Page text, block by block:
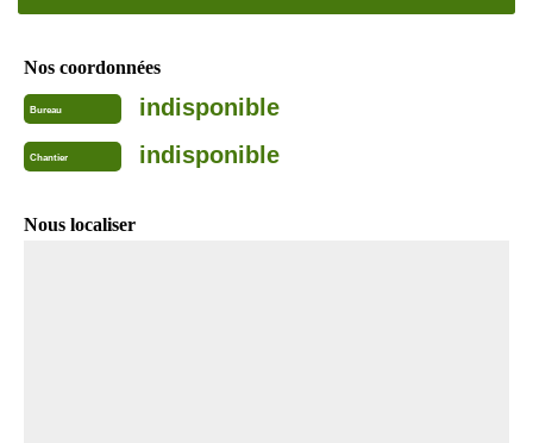
Nos coordonnées
Bureau indisponible
Chantier indisponible
Nous localiser